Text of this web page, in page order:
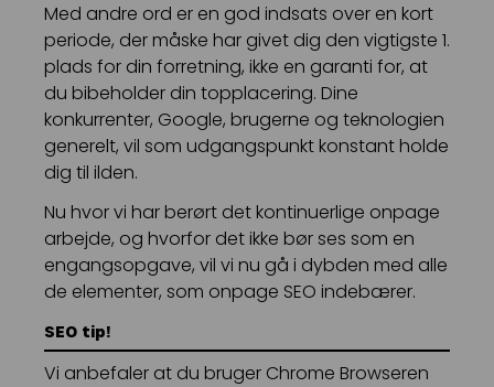
Med andre ord er en god indsats over en kort
periode, der måske har givet dig den vigtigste 1.
plads for din forretning, ikke en garanti for, at
du bibeholder din topplacering. Dine
konkurrenter, Google, brugerne og teknologien
generelt, vil som udgangspunkt konstant holde
dig til ilden.
Nu hvor vi har berørt det kontinuerlige onpage
arbejde, og hvorfor det ikke bør ses som en
engangsopgave, vil vi nu gå i dybden med alle
de elementer, som onpage SEO indebærer.
SEO tip!
Vi anbefaler at du bruger Chrome Browseren